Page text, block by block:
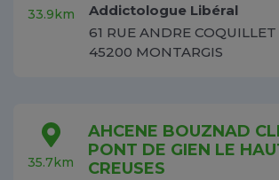
33.9km
Addictologue Libéral
61 RUE ANDRE COQUILLET
45200 MONTARGIS
35.7km
AHCENE BOUZNAD
PONT DE GIEN LE
CREUSES